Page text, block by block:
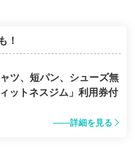
！
ツ、短パン、シューズ無
ットネスジム」利用券付
詳細を見る